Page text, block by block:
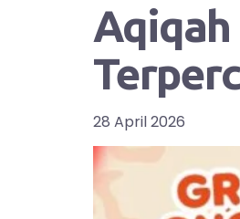
Aqiqah
28 April 2026